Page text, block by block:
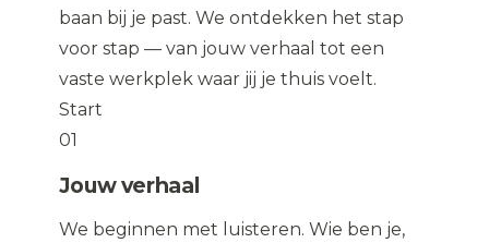
baan bij je past. We ontdekken het stap
voor stap — van jouw verhaal tot een
vaste werkplek waar jij je thuis voelt.
Start
01
Jouw verhaal
We beginnen met luisteren. Wie ben je,